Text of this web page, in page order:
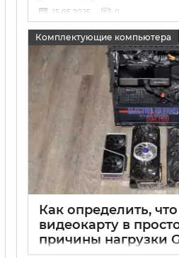
15 05 2025 0
Комплектующие компьютера
Как определить,
видеокарту в
причины нагрузки